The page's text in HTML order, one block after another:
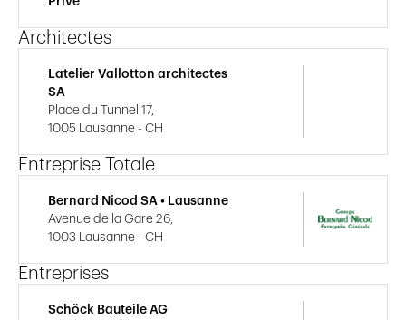
Architectes
Latelier Vallotton architectes
SA
Place du Tunnel 17,
1005 Lausanne - CH
Entreprise Totale
Bernard Nicod SA • Lausanne
Avenue de la Gare 26,
1003 Lausanne - CH
Entreprises
Schöck Bauteile AG